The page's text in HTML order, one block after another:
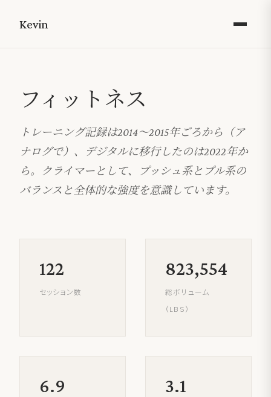
Kevin
フィットネス
トレーニング記録は2014〜2015年ごろから（ア
ナログで）、デジタルに移行したのは2022年か
ら。クライマーとして、プッシュ系とプル系の
バランスと全体的な強度を意識しています。
122
セッション数
823,554
総ボリューム
（LBS）
6.9 3.1